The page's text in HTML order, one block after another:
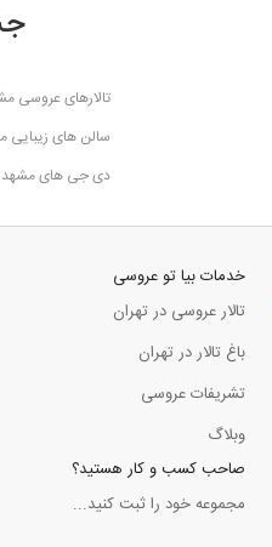
تالارهای عروسی
سالن های زیبایی
دی جی های مشهد
خدمات بیا تو عروسی
تالار عروسی در تهران
باغ تالار در تهران
تشریفات عروسی
وبلاگ
صاحب کسب و کار هستید؟
مجموعه خود را ثبت کنید...